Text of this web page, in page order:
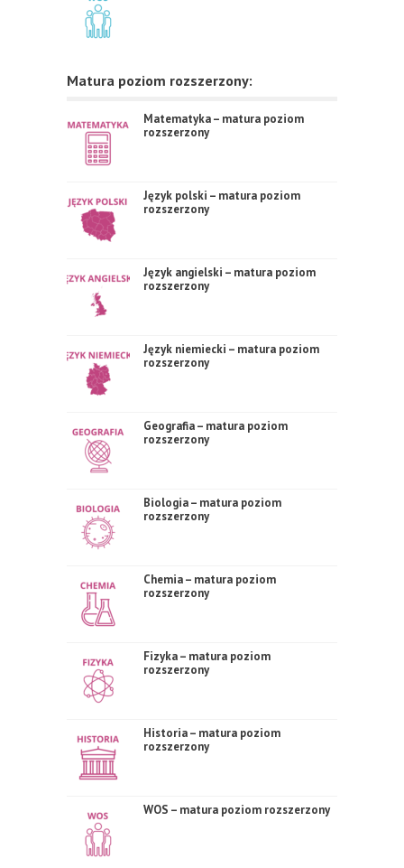
Matura poziom rozszerzony:
Matematyka – matura poziom
rozszerzony
Język polski – matura poziom
rozszerzony
Język angielski – matura poziom
rozszerzony
Język niemiecki – matura poziom
rozszerzony
Geografia – matura poziom
rozszerzony
Biologia – matura poziom
rozszerzony
Chemia – matura poziom
rozszerzony
Fizyka – matura poziom
rozszerzony
Historia – matura poziom
rozszerzony
WOS – matura poziom rozszerzony